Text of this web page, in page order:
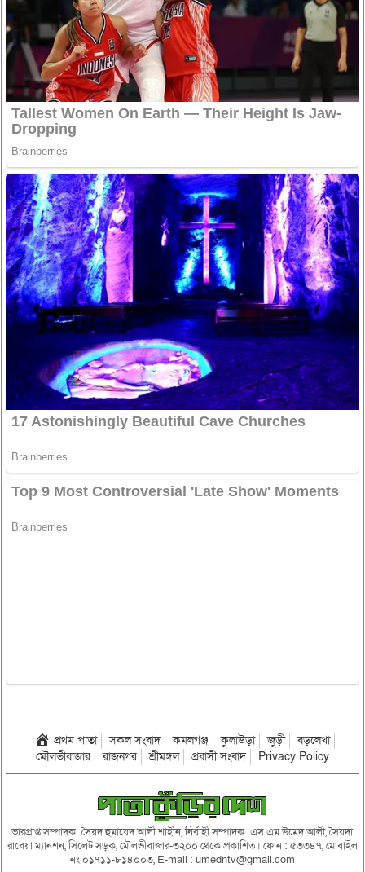
প্রথম পাতা সকল সংবাদ কমলগঞ্জ কুলাউড়া জুড়ী
বড়লেখা
মৌলভীবাজার
রাজনগর শ্রীমঙ্গল প্রবাসী সংবাদ Privacy Policy
ভারপ্রাপ্ত সম্পাদক: সৈয়দ হুমায়েদ আলী শাহীন, নির্বাহী সম্পাদক: এস এম উমেদ আলী, সৈয়দা
রাবেয়া ম্যানশন, সিলেট সড়ক, মৌলভীবাজার-৩২০০ থেকে প্রকাশিত। ফোন : ৫৩৩৪৭, মোবাইল
নং ০১৭১১-৮১৪০০৩, E-mail : umedntv@gmail.com